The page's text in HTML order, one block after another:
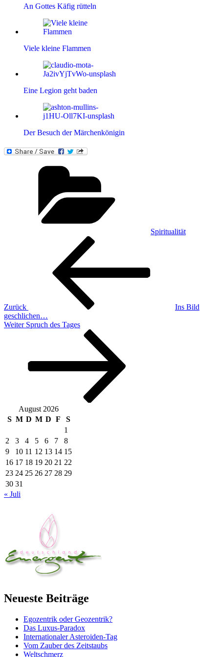
An Gottes Käfig rütteln
Viele kleine Flammen
Eine Legion geht baden
Der Besuch der Märchenkönigin
Spiritualität
Beitragsnavigation
Zurück
Ins Bild
geschlichen…
Nächster
Weiter Spruch des Tages
August 2026
S M D M D F
S
1
2
3 4 5 6 7
8
9
10 11 12 13 14 15
16 17 18 19 20 21 22
23 24 25 26 27 28 29
30 31
« Juli
Neueste Beiträge
Egozentrik oder Geozentrik?
Das Luxus-Paradox
Internationaler Asteroiden-Tag
Vom Zauber des Zeitstaubs
Weltschmerz